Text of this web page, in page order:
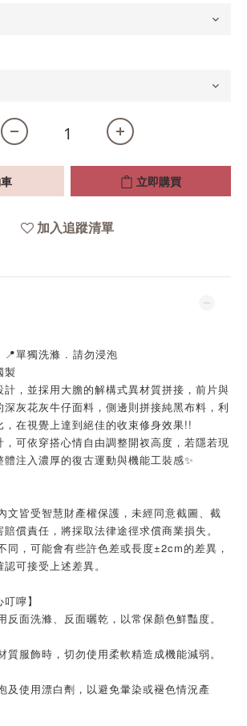
立即購買
加入追蹤清單
單獨洗滌 . 請勿浸泡
製
，並採用大膽的解構式異材質拼接，前片與
灰花灰牛仔面料，側邊則拼接純黑布料，利
，在視覺上達到絕佳的收束修身效果!!
可依穿搭心情自由調整開衩高度，若隱若現
注入濃厚的復古運動與機能工裝感✨
文皆受智慧財產權保護，未經同意截圖、截
償責任，將採取法律途徑求償商業損失。
同，可能會有些許色差或長度±2cm的差異，
可接受上述差異。
嚀】
反面洗滌、反面曬乾，以常保顏色鮮豔度。
服飾時，切勿使用柔軟精造成機能減弱。
及使用漂白劑，以避免暈染或褪色情況產